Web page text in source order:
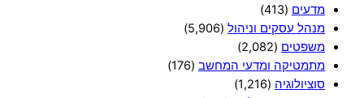
מדעים (413)
מנהל עסקים וניהול (5,906)
משפטים (2,082)
מתמטיקה ומדעי המחשב (176)
סוציולוגיה (1,216)